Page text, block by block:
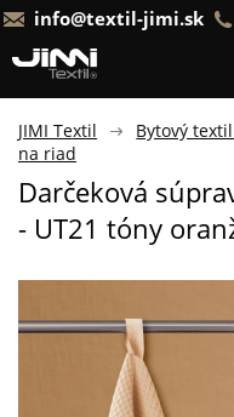
info@textil-jimi.sk
JIMI Textil Bytový
na riad
Darčeková
- UT21 tóny